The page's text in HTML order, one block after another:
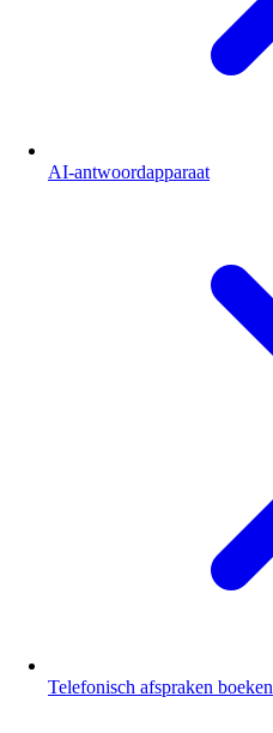
AI-antwoordapparaat
Telefonisch afspraken boeken